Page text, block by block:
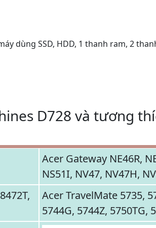
dùng SSD, HDD, 1 thanh ram, 2
D728 và tương
Acer Gateway NE46R,
NS51I, NV47, NV47H,
Acer TravelMate 5735,
5744G, 5744Z, 5750TG,